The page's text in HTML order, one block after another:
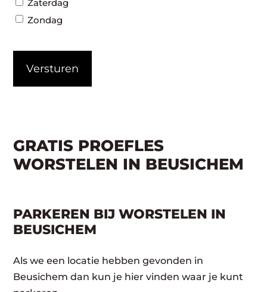
Zaterdag
Zondag
GRATIS PROEFLES
WORSTELEN IN BEUSICHEM
PARKEREN BIJ WORSTELEN IN
BEUSICHEM
Als we een locatie hebben gevonden in
Beusichem dan kun je hier vinden waar je kunt